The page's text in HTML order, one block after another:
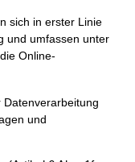
sich in erster Linie
und umfassen unter
Online-
Datenverarbeitung
und